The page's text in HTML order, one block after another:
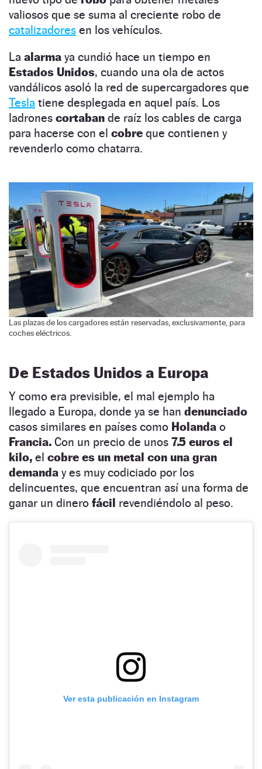
valiosos que se suma al creciente robo de
catalizadores en los vehículos.
La alarma ya cundió hace un tiempo en
Estados Unidos, cuando una ola de actos
vandálicos asoló la red de supercargadores que
Tesla tiene desplegada en aquel país. Los
ladrones cortaban de raíz los cables de carga
para hacerse con el cobre que contienen y
revenderlo como chatarra.
Las plazas de los cargadores están reservadas, exclusivamente, para
coches eléctricos.
De Estados Unidos a Europa
Y como era previsible, el mal ejemplo ha
llegado a Europa, donde ya se han denunciado
casos similares en países como Holanda o
Francia. Con un precio de unos 7.5 euros el
kilo, el cobre es un metal con una gran
demanda y es muy codiciado por los
delincuentes, que encuentran así una forma de
ganar un dinero fácil revendiéndolo al peso.
Ver esta publicación en Instagram